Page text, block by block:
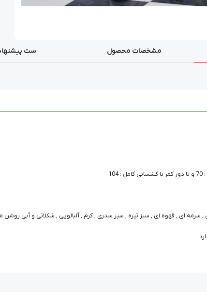
مشخصات محصول ست
ای , قهوه ای , سبز تیره , سبز سدری , کرم , آلبالویی , شکلاتی و آبی روشن